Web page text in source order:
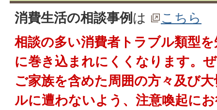
消費生活の相談事例 は
こちら
相談の多い消費者トラブル類型
に巻き込まれにくくなります。
ご家族を含めた周囲の方々及び
ルに遭わないよう、注意喚起に